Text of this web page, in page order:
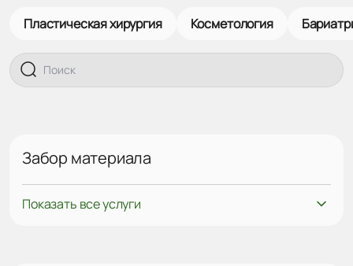
Пластическая хирургия Косметология
Забор материала
Показать все услуги